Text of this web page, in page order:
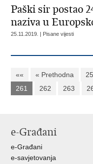
Paški sir postao
naziva u
25.11.2019. | Pisane vijesti
«« « Prethodna
261
262 263
e-Građani
e-Građani
e-savjetovanja